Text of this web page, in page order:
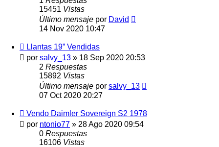
15451 Vistas
Último mensaje por David
14 Nov 2020 10:47
Llantas 19” Vendidas
por salvy_13 » 18 Sep 2020 20:53
2 Respuestas
15892 Vistas
Último mensaje por salvy_13
07 Oct 2020 20:27
Vendo Daimler Sovereign S2 1978
por ntonio77 » 28 Ago 2020 09:54
0 Respuestas
16106 Vistas